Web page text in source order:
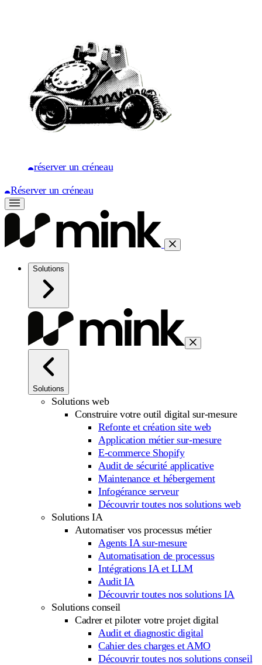
réserver un créneau
Réserver un créneau
Solutions
Solutions
Solutions web
Construire votre outil digital sur-mesure
Refonte et création site web
Application métier sur-mesure
E-commerce Shopify
Audit de sécurité applicative
Maintenance et hébergement
Infogérance serveur
Découvrir toutes nos solutions web
Solutions IA
Automatiser vos processus métier
Agents IA sur-mesure
Automatisation de processus
Intégrations IA et LLM
Audit IA
Découvrir toutes nos solutions IA
Solutions conseil
Cadrer et piloter votre projet digital
Audit et diagnostic digital
Cahier des charges et AMO
Découvrir toutes nos solutions conseil